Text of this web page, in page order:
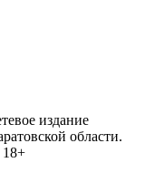
издание
области.